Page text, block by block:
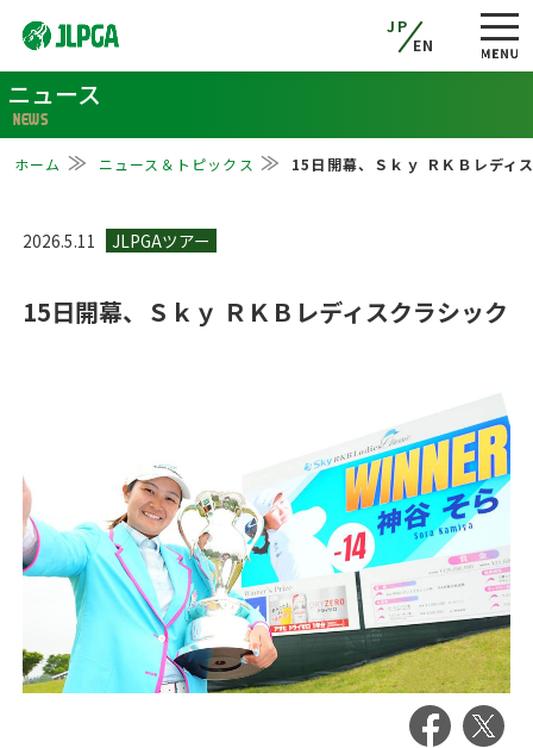
JP
EN
ニュース
NEWS
ホーム ニュース＆トピックス 15日開幕、Ｓｋｙ ＲＫＢレディ
2026.5.11
15日開幕、Ｓｋｙ ＲＫＢレディスクラシック